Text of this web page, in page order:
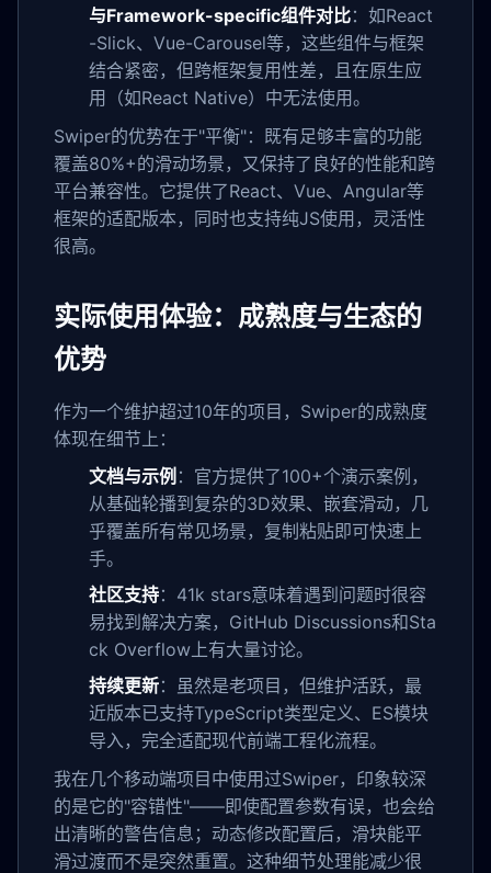
与Framework-specific组件对比：如React
-Slick、Vue-Carousel等，这些组件与框架
结合紧密，但跨框架复用性差，且在原生应
用（如React Native）中无法使用。
Swiper的优势在于"平衡"：既有足够丰富的功能
覆盖80%+的滑动场景，又保持了良好的性能和跨
平台兼容性。它提供了React、Vue、Angular等
框架的适配版本，同时也支持纯JS使用，灵活性
很高。
实际使用体验：成熟度与生态的
优势
作为一个维护超过10年的项目，Swiper的成熟度
体现在细节上：
文档与示例 ：官方提供了100+个演示案例，
从基础轮播到复杂的3D效果、嵌套滑动，几
乎覆盖所有常见场景，复制粘贴即可快速上
手。
社区支持：41k stars意味着遇到问题时很容
易找到解决方案，GitHub Discussions和Sta
ck Overflow上有大量讨论。
持续更新：虽然是老项目，但维护活跃，最
近版本已支持TypeScript类型定义、ES模块
导入，完全适配现代前端工程化流程。
我在几个移动端项目中使用过Swiper，印象较深
的是它的"容错性"——即使配置参数有误，也会给
出清晰的警告信息；动态修改配置后，滑块能平
滑过渡而不是突然重置。这种细节处理能减少很